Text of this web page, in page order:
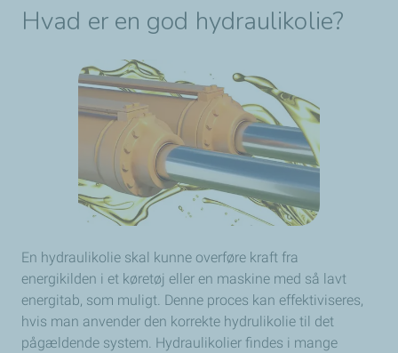
Hvad er en god hydraulikolie?
En hydraulikolie skal kunne overføre kraft fra
energikilden i et køretøj eller en maskine med så lavt
energitab, som muligt. Denne proces kan effektiviseres,
hvis man anvender den korrekte hydrulikolie til det
pågældende system. Hydraulikolier findes i mange